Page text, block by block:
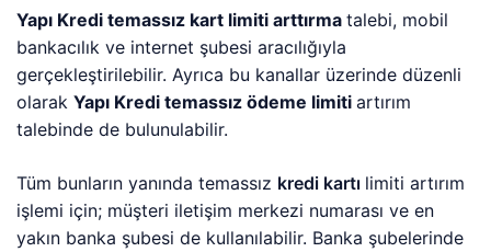
Yapı Kredi temassız kart limiti arttırmatalebi, mobil
bankacılık ve internet şubesi aracılığıyla
gerçekleştirilebilir. Ayrıca bu kanallar üzerinde düzenli
olarakYapı Kredi temassız ödeme limitiartırım
talebinde de bulunulabilir.
Tüm bunların yanında temassız kredi kartı limiti artırım
işlemi için; müşteri iletişim merkezi numarası ve en
yakın banka şubesi de kullanılabilir. Banka şubelerinde